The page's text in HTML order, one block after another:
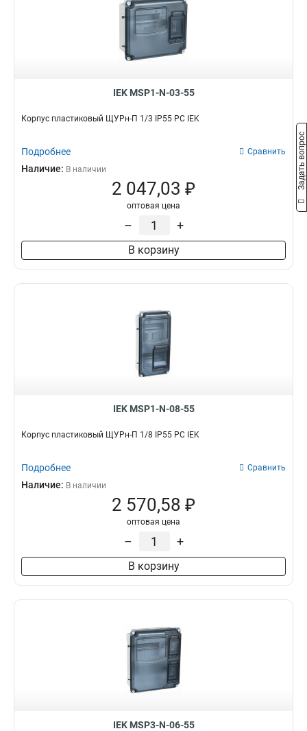
IEK MSP1-N-03-55
Корпус пластиковый ЩУРн-П 1/3 IP55 PC IEK
Подробнее Сравнить
Наличие: В наличии
2 047,03 ₽
оптовая цена
– +
В корзину
IEK MSP1-N-08-55
Корпус пластиковый ЩУРн-П 1/8 IP55 PC IEK
Подробнее Сравнить
Наличие: В наличии
2 570,58 ₽
оптовая цена
– +
В корзину
IEK MSP3-N-06-55
Задать вопрос